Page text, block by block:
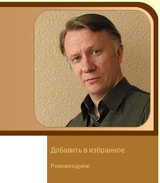
Добавить в избранное
Рекомендуем: